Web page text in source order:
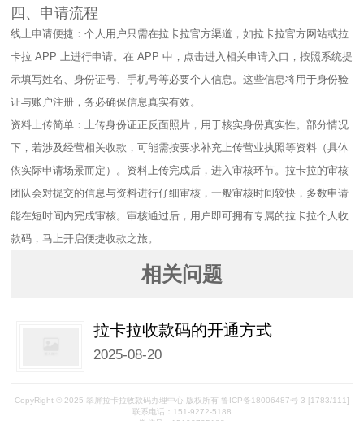
四、申请流程​
线上申请便捷：个人用户只需在拉卡拉官方渠道，如拉卡拉官方网站或拉
卡拉 APP 上进行申请。在 APP 中，点击进入相关申请入口，按照系统提
示填写姓名、身份证号、手机号等必要个人信息。这些信息将用于身份验
证与账户注册，务必确保信息真实有效。​
资料上传简单：上传身份证正反面照片，用于核实身份真实性。部分情况
下，若涉及经营相关收款，可能需按要求补充上传营业执照等资料（具体
依实际申请场景而定）。资料上传完成后，进入审核环节。拉卡拉的审核
团队会对提交的信息与资料进行仔细审核，一般审核时间较快，多数申请
能在短时间内完成审核。审核通过后，用户即可拥有专属的拉卡拉个人收
款码，马上开启便捷收款之旅。
相关问题
拉卡拉收款码的开通方式
2025-08-20
CopyRight © 2025 翠屏拉卡拉收款码办理中心 版权所有 鲁ICP备18006487号-3 [1783/111]
联系电话：151-9272-5188